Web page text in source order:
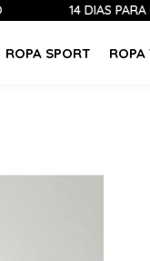
14 DÍAS PARA
ROPA SPORT ROPA